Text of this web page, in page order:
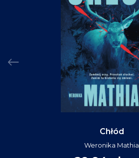
Chłód
Weronika Mathia